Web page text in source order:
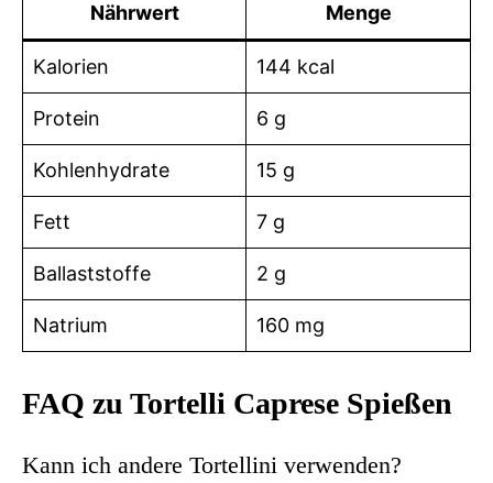
Nährwert Menge
Kalorien 144 kcal
Protein 6 g
Kohlenhydrate 15 g
Fett 7 g
Ballaststoffe 2 g
Natrium 160 mg
FAQ zu Tortelli Caprese Spießen
Kann ich andere Tortellini verwenden?